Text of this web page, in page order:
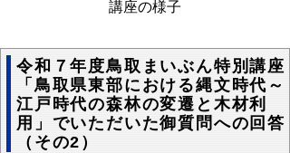
講座の様子
令和７年度鳥取まいぶん特別講座
「鳥取県東部における縄文時代～
江戸時代の森林の変遷と木材利
用」でいただいた御質問への回答
（その2）